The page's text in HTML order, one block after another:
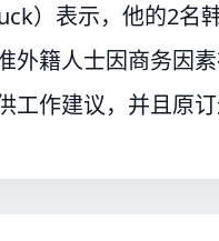
）表示，他的2名
外籍人士因商务因
作建议，并且原订